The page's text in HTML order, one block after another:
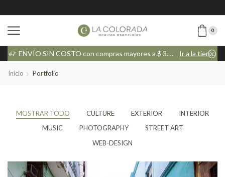
0
ENVÍO SIN COSTO con compras mayores a $ 3.000 Ir a la tienda
Inicio Portfolio
MOSTRAR TODO CULTURE EXTERIOR
INTERIOR
MUSIC
PHOTOGRAPHY
STREET ART
WEB-DESIGN